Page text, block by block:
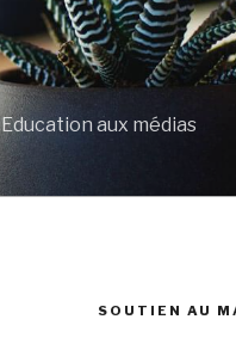
aux médias
SOUTIEN AU